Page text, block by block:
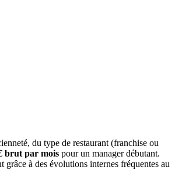
du type de restaurant (franchise ou
brut par mois pour un manager débutant.
grâce à des évolutions internes fréquentes au